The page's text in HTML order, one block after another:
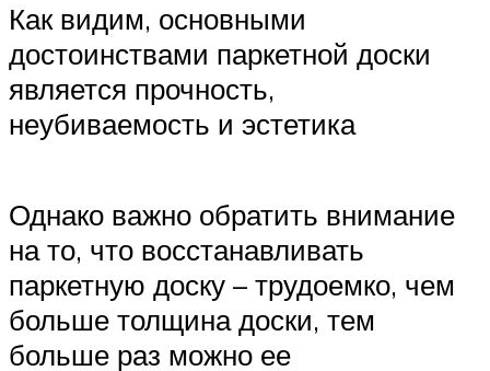
Как видим, основными
достоинствами паркетной доски
является прочность,
неубиваемость и эстетика
Однако важно обратить внимание
на то, что восстанавливать
паркетную доску – трудоемко, чем
больше толщина доски, тем
больше раз можно ее